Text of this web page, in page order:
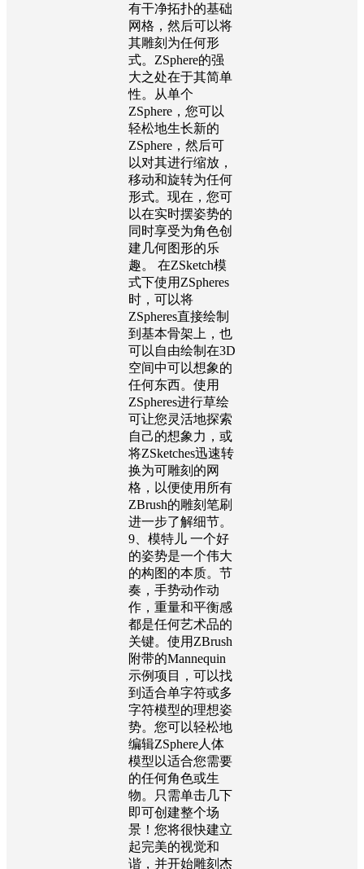
有干净拓扑的基础
网格，然后可以将
其雕刻为任何形
式。ZSphere的强
大之处在于其简单
性。从单个
ZSphere，您可以
轻松地生长新的
ZSphere，然后可
以对其进行缩放，
移动和旋转为任何
形式。现在，您可
以在实时摆姿势的
同时享受为角色创
建几何图形的乐
趣。 在ZSketch模
式下使用ZSpheres
时，可以将
ZSpheres直接绘制
到基本骨架上，也
可以自由绘制在3D
空间中可以想象的
任何东西。使用
ZSpheres进行草绘
可让您灵活地探索
自己的想象力，或
将ZSketches迅速转
换为可雕刻的网
格，以便使用所有
ZBrush的雕刻笔刷
进一步了解细节。
9、模特儿 一个好
的姿势是一个伟大
的构图的本质。节
奏，手势动作动
作，重量和平衡感
都是任何艺术品的
关键。使用ZBrush
附带的Mannequin
示例项目，可以找
到适合单字符或多
字符模型的理想姿
势。您可以轻松地
编辑ZSphere人体
模型以适合您需要
的任何角色或生
物。只需单击几下
即可创建整个场
景！您将很快建立
起完美的视觉和
谐，并开始雕刻杰